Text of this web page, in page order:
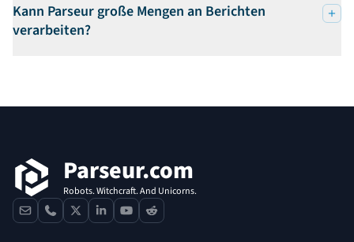
Kann Parseur große Mengen an Berichten
verarbeiten?
Parseur.com
Robots. Witchcraft. And Unicorns.
contactphone
x linkedinyoutube
reddit